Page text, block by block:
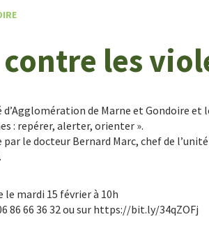
les
d’Agglomération de Marne et Gondoire et
: repérer, alerter, orienter ».
par le docteur Bernard Marc, chef de
le mardi 15 février à 10h
86 66 36 32 ou sur https://bit.ly/34qZOFj